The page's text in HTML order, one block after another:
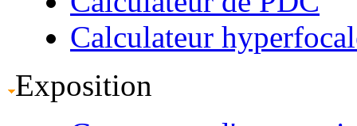
Calculateur
Exposition